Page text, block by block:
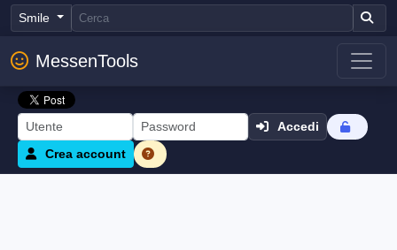
Smile
MessenTools
Accedi
Crea account